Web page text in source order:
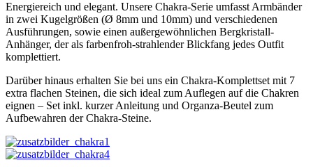
Energiereich und elegant. Unsere Chakra-Serie umfasst Armbänder
in zwei Kugelgrößen (Ø 8mm und 10mm) und verschiedenen
Ausführungen, sowie einen außergewöhnlichen Bergkristall-
Anhänger, der als farbenfroh-strahlender Blickfang jedes Outfit
komplettiert.
Darüber hinaus erhalten Sie bei uns ein Chakra-Komplettset mit 7
extra flachen Steinen, die sich ideal zum Auflegen auf die Chakren
eignen – Set inkl. kurzer Anleitung und Organza-Beutel zum
Aufbewahren der Chakra-Steine.